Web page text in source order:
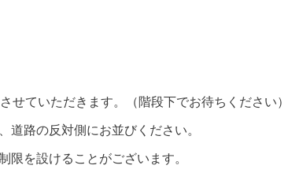
せていただきます。（階段下でお待ちください
道路の反対側にお並びください。
限を設けることがございます。